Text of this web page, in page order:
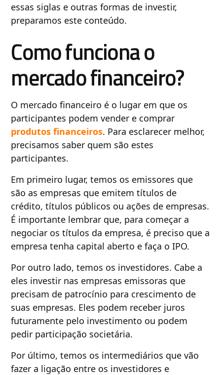
essas siglas e outras formas de investir,
preparamos este conteúdo.
Como funciona o
mercado financeiro?
O mercado financeiro é o lugar em que os
participantes podem vender e comprar
produtos financeiros. Para esclarecer melhor,
precisamos saber quem são estes
participantes.
Em primeiro lugar, temos os emissores que
são as empresas que emitem títulos de
crédito, títulos públicos ou ações de empresas.
É importante lembrar que, para começar a
negociar os títulos da empresa, é preciso que a
empresa tenha capital aberto e faça o IPO.
Por outro lado, temos os investidores. Cabe a
eles investir nas empresas emissoras que
precisam de patrocínio para crescimento de
suas empresas. Eles podem receber juros
futuramente pelo investimento ou podem
pedir participação societária.
Por último, temos os intermediários que vão
fazer a ligação entre os investidores e